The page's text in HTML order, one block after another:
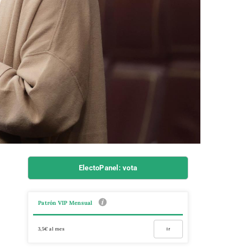
ElectoPanel: vota
Patrón VIP Mensual
3,5€ al mes Ir